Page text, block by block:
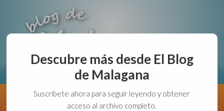
aunque lo haga de malas lo hago....
Información Directorio VivirGuadalajara
Descubre más desde El Blog
de Malagana
Suscríbete ahora para seguir leyendo y obtener
acceso al archivo completo.